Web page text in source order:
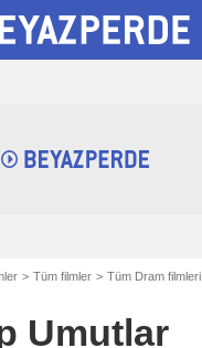
Tüm filmler Tüm Dram filmleri
Umutlar